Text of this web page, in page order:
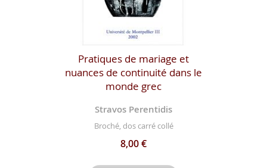
Pratiques de mariage et
nuances de continuité dans le
monde grec
Stravos Perentidis
Broché, dos carré collé
8,00 €